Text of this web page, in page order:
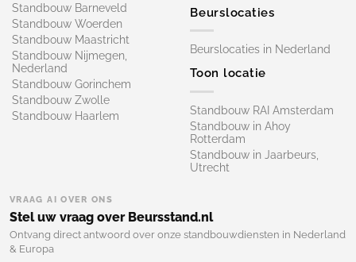
Standbouw Barneveld
Standbouw Woerden
Standbouw Maastricht
Standbouw Nijmegen,
Nederland
Standbouw Gorinchem
Standbouw Zwolle
Standbouw Haarlem
Beurslocaties
Beurslocaties in Nederland
Toon locatie
Standbouw RAI Amsterdam
Standbouw in Ahoy
Rotterdam
Standbouw in Jaarbeurs,
Utrecht
VRAAG AI OVER ONS
Stel uw vraag over Beursstand.nl
Ontvang direct antwoord over onze standbouwdiensten in Nederland
& Europa